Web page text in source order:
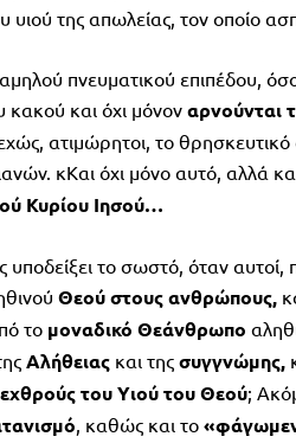
της απωλείας, τον οποίο
πνευματικού επιπέδου,
κακού και όχι μόνον αρνούνται
ατιμώρητοι, το
κΚαι όχι μόνο αυτό, αλλά
Κυρίου Ιησού…
το σωστό, όταν αυτοί,
Θεού στους ανθρώπους,
το μοναδικό Θεάνθρωπο
Αλήθειας και της συγγνώμης,
εχθρούς του Υιού του Θεού;
, καθώς και το